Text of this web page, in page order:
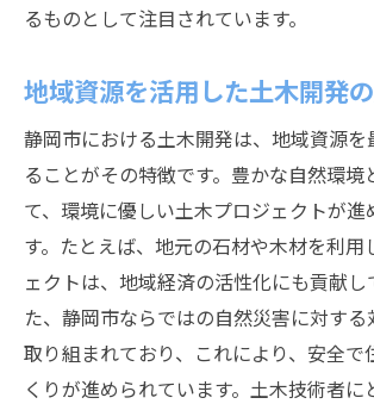
るものとして注目されています。
地域資源を活用した土木開発
静岡市における土木開発は、地域資源を
ることがその特徴です。豊かな自然環境
て、環境に優しい土木プロジェクトが進
す。たとえば、地元の石材や木材を利用
ェクトは、地域経済の活性化にも貢献し
た、静岡市ならではの自然災害に対す
取り組まれており、これにより、安全で
くりが進められています。土木技術者に